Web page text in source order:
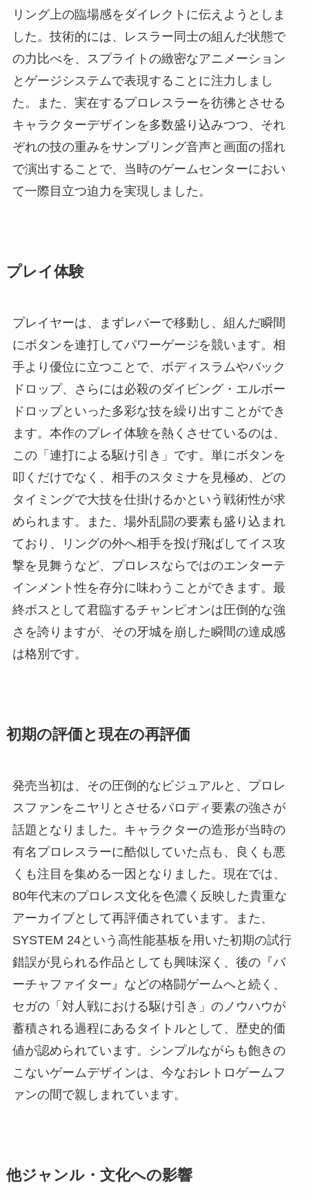
リング上の臨場感をダイレクトに伝えようとしま
した。技術的には、レスラー同士の組んだ状態で
の力比べを、スプライトの緻密なアニメーション
とゲージシステムで表現することに注力しまし
た。また、実在するプロレスラーを彷彿とさせる
キャラクターデザインを多数盛り込みつつ、それ
ぞれの技の重みをサンプリング音声と画面の揺れ
で演出することで、当時のゲームセンターにおい
て一際目立つ迫力を実現しました。
プレイ体験
プレイヤーは、まずレバーで移動し、組んだ瞬間
にボタンを連打してパワーゲージを競います。相
手より優位に立つことで、ボディスラムやバック
ドロップ、さらには必殺のダイビング・エルボー
ドロップといった多彩な技を繰り出すことができ
ます。本作のプレイ体験を熱くさせているのは、
この「連打による駆け引き」です。単にボタンを
叩くだけでなく、相手のスタミナを見極め、どの
タイミングで大技を仕掛けるかという戦術性が求
められます。また、場外乱闘の要素も盛り込まれ
ており、リングの外へ相手を投げ飛ばしてイス攻
撃を見舞うなど、プロレスならではのエンターテ
インメント性を存分に味わうことができます。最
終ボスとして君臨するチャンピオンは圧倒的な強
さを誇りますが、その牙城を崩した瞬間の達成感
は格別です。
初期の評価と現在の再評価
発売当初は、その圧倒的なビジュアルと、プロレ
スファンをニヤリとさせるパロディ要素の強さが
話題となりました。キャラクターの造形が当時の
有名プロレスラーに酷似していた点も、良くも悪
くも注目を集める一因となりました。現在では、
80年代末のプロレス文化を色濃く反映した貴重な
アーカイブとして再評価されています。また、
SYSTEM 24という高性能基板を用いた初期の試行
錯誤が見られる作品としても興味深く、後の『バ
ーチャファイター』などの格闘ゲームへと続く、
セガの「対人戦における駆け引き」のノウハウが
蓄積される過程にあるタイトルとして、歴史的価
値が認められています。シンプルながらも飽きの
こないゲームデザインは、今なおレトロゲームフ
ァンの間で親しまれています。
他ジャンル・文化への影響